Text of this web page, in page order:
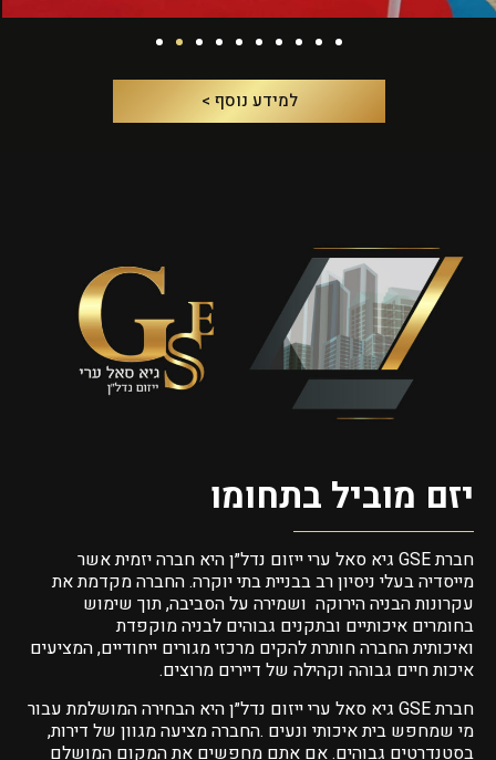
למידע נוסף >
יזם מוביל בתחומו
חברת GSE גיא סאל ערי ייזום נדל״ן היא חברה יזמית אשר
מייסדיה בעלי ניסיון רב בבניית בתי יוקרה.החברה מקדמת את
עקרונות הבניה הירוקה ושמירה על הסביבה, תוך שימוש
בחומרים איכותיים ובתקנים גבוהים לבניה מוקפדת
ואיכותיתהחברה חותרת להקים מרכזימגורים ייחודיים, המציעים
איכות חיים גבוהה וקהילה של דיירים מרוצים.
חברת GSE גיא סאל ערי ייזום נדל״ן היא הבחירה המושלמת עבור
מי שמחפש בית איכותי ונעים .החברה מציעה מגוון של דירות,
בסטנדרטים גבוהים.אם אתם מחפשים את המקום המושלם